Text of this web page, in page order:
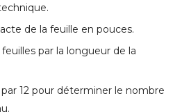
de la feuille en pouces.
par la longueur de la
12 pour déterminer le nombre